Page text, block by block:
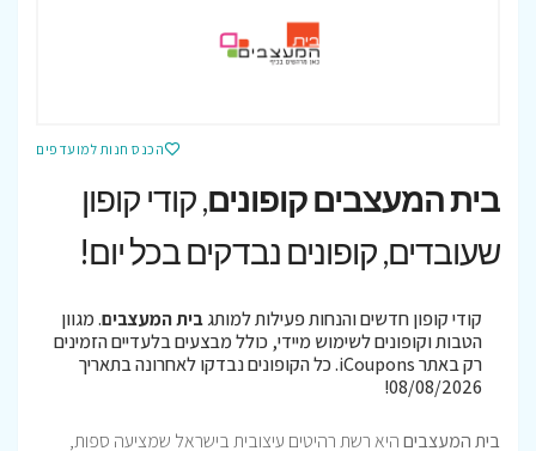
הכנס חנות למועדפים
בית המעצבים קופונים, קודי קופון
שעובדים, קופונים נבדקים בכל יום!
קודי קופון חדשים והנחות פעילות למותגבית המעצבים. מגוון
הטבות וקופונים לשימוש מיידי, כולל מבצעים בלעדיים הזמינים
רק באתר iCoupons. כל הקופונים נבדקו לאחרונה בתאריך
08/08/2026!
בית המעצביםהיא רשת רהיטים עיצובית בישראל שמציעה ספות,